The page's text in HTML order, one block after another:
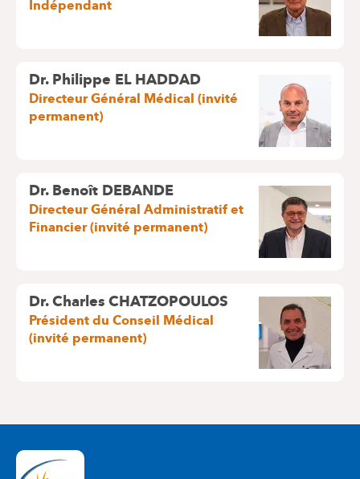
Indépendant
Dr. Philippe EL HADDAD
Directeur Général Médical (invité
permanent)
Dr. Benoît DEBANDE
Directeur Général Administratif et
Financier (invité permanent)
Dr. Charles CHATZOPOULOS
Président du Conseil Médical
(invité permanent)